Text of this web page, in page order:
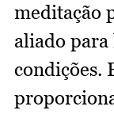
meditação
aliado para
condições.